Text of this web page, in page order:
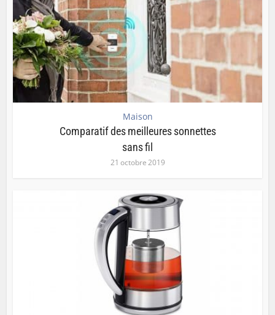
Maison
Comparatif des meilleures sonnettes
sans fil
21 octobre 2019